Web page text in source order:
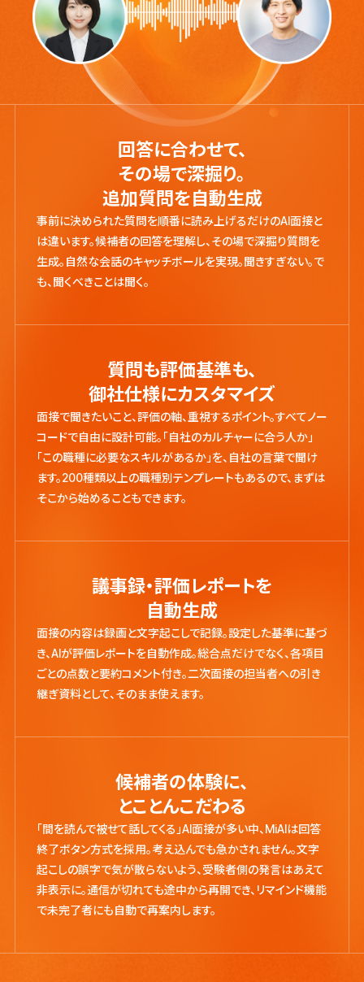
回答に合わせて、
その場で深掘り。
追加質問を自動生成
事前に決められた質問を順番に読み上げるだけのAI面接と
は違います。候補者の回答を理解し、その場で深掘り質問を
生成。自然な会話のキャッチボールを実現。聞きすぎない。で
も、聞くべきことは聞く。
質問も評価基準も、
御社仕様にカスタマイズ
面接で聞きたいこと、評価の軸、重視するポイント。すべてノー
コードで自由に設計可能。「自社のカルチャーに合う人か」
「この職種に必要なスキルがあるか」を、自社の言葉で聞け
ます。200種類以上の職種別テンプレートもあるので、まずは
そこから始めることもできます。
議事録・評価レポートを
自動生成
面接の内容は録画と文字起こしで記録。設定した基準に基づ
き、AIが評価レポートを自動作成。総合点だけでなく、各項目
ごとの点数と要約コメント付き。二次面接の担当者への引き
継ぎ資料として、そのまま使えます。
候補者の体験に、
とことんこだわる
「間を読んで被せて話してくる」AI面接が多い中、MiAIは回答
終了ボタン方式を採用。考え込んでも急かされません。文字
起こしの誤字で気が散らないよう、受験者側の発言はあえて
非表示に。通信が切れても途中から再開でき、リマインド機能
で未完了者にも自動で再案内します。